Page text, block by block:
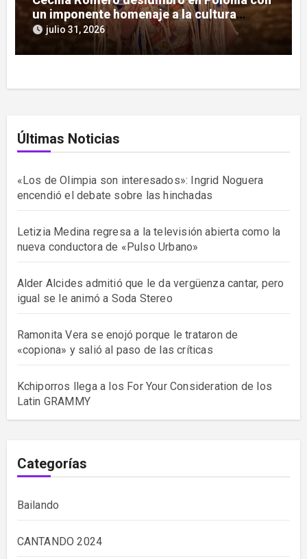
un imponente homenaje a la cultura
guaraní
julio 31, 2026
Últimas Noticias
«Los de Olimpia son interesados»: Ingrid Noguera
encendió el debate sobre las hinchadas
Letizia Medina regresa a la televisión abierta como la
nueva conductora de «Pulso Urbano»
Alder Alcides admitió que le da vergüenza cantar, pero
igual se le animó a Soda Stereo
Ramonita Vera se enojó porque le trataron de
«copiona» y salió al paso de las críticas
Kchiporros llega a los For Your Consideration de los
Latin GRAMMY
Categorías
Bailando
CANTANDO 2024